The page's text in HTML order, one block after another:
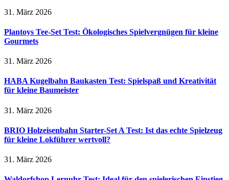
31. März 2026
Plantoys Tee-Set Test: Ökologisches Spielvergnügen für kleine
Gourmets
31. März 2026
HABA Kugelbahn Baukasten Test: Spielspaß und Kreativität
für kleine Baumeister
31. März 2026
BRIO Holzeisenbahn Starter-Set A Test: Ist das echte Spielzeug
für kleine Lokführer wertvoll?
31. März 2026